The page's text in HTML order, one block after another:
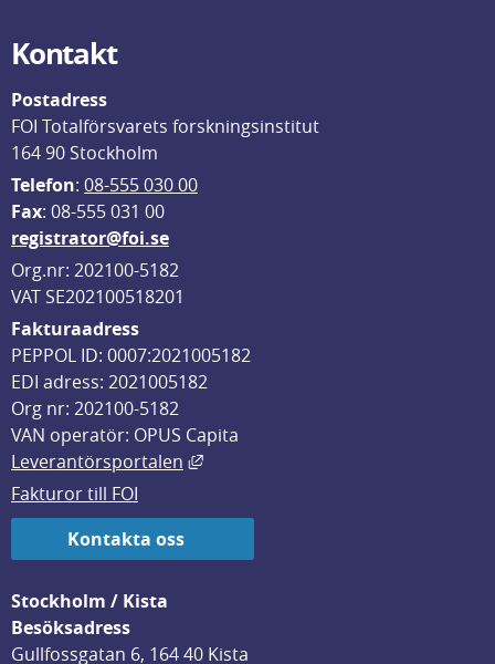
Kontakt
Postadress
FOI Totalförsvarets forskningsinstitut
164 90 Stockholm
Telefon: 08-555 030 00
Fax: 08-555 031 00
registrator@foi.se
Org.nr: 202100-5182
VAT SE202100518201
Fakturaadress
PEPPOL ID: 0007:2021005182
EDI adress: 2021005182
Org nr: 202100-5182
VAN operatör: OPUS Capita
Leverantörsportalen
Länk till annan webbplats, öppnas
Fakturor till FOI
Kontakta oss
Stockholm / Kista
Besöksadress
Gullfossgatan 6, 164 40 Kista